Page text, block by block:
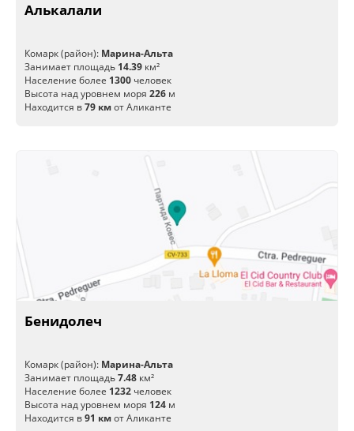
Алькалали
Комарк (район): Марина-Альта
Занимает площадь 14.39 км²
Население более 1300 человек
Высота над уровнем моря 226 м
Находится в79 кмот Аликанте
Бенидолеч
Комарк (район): Марина-Альта
Занимает площадь7.48 км²
Население более 1232 человек
Высота над уровнем моря 124 м
Находится в91 кмот Аликанте